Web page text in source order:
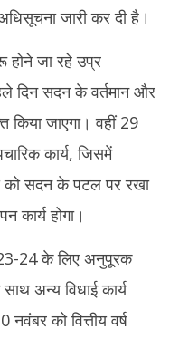
जारी कर दी है।
जा रहे उप्र
दिन सदन के वर्तमान और
किया जाएगा। वहीं 29
कार्य, जिसमें
को सदन के पटल पर रखा
कार्य होगा।
24 के लिए अनुपूरक
अन्य विधाई कार्य
को वित्तीय वर्ष